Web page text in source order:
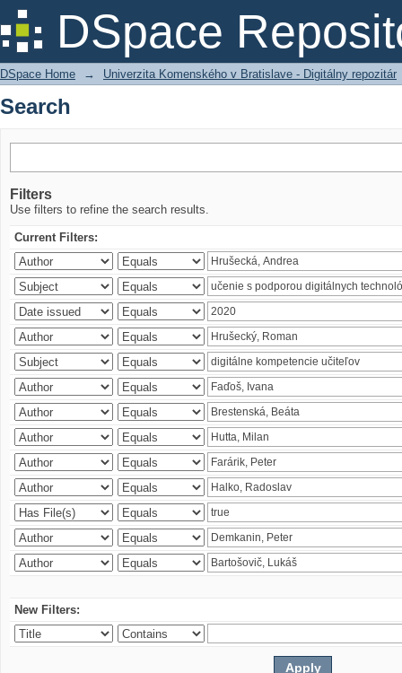
DSpace
Search
DSpace Home → Univerzita Komenského v Bratislave - Digitálny repozitár
Search
Filters
Use filters to refine the search results.
Current Filters:
New Filters: